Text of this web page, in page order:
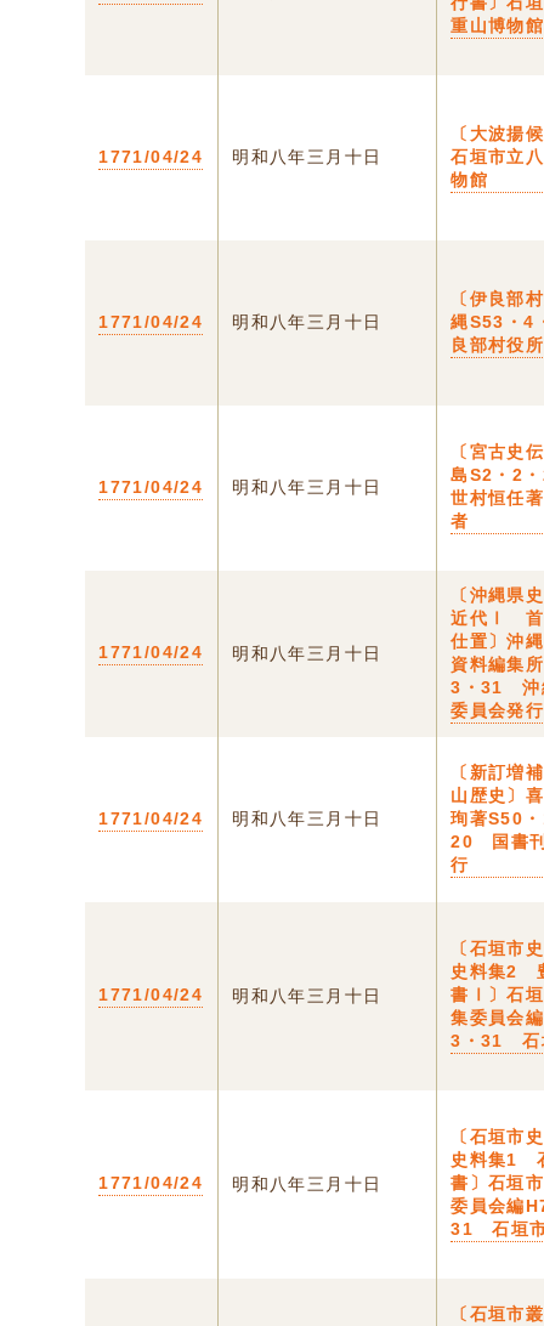
重山博物館
1771/04/24 明和八年三月十日
〔大波揚
石垣市立
物館
1771/04/24 明和八年三月十日
〔伊良部
縄S53・
良部村役所
1771/04/24 明和八年三月十日
〔宮古史
島S2・2
世村恒任
者
1771/04/24 明和八年三月十日
〔沖縄県
近代Ⅰ 首
仕置〕沖
資料編集
3・31 沖
委員会発行
1771/04/24 明和八年三月十日
〔新訂増
山歴史〕
珣著S50
20 国書
行
1771/04/24 明和八年三月十日
〔石垣市
史料集2
書Ⅰ〕石
集委員会
3・31 石
1771/04/24 明和八年三月十日
〔石垣市
史料集1
書〕石垣
委員会編
31 石垣
〔石垣